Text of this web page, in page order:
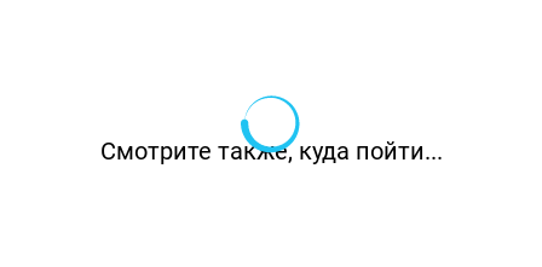
Смотрите также, куда пойти...